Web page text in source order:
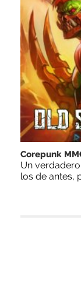
Corepunk
Un verdadero
los de antes,